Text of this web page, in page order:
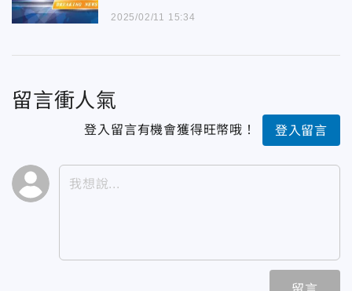
2025/02/11 15:34
留言衝人氣
登入留言有機會獲得旺幣哦！ 登入留言